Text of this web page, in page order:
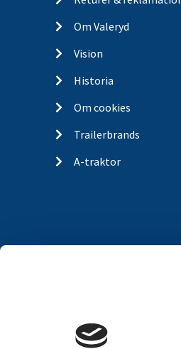
Om Valeryd
Vision
Historia
Om cookies
Trailerbrands
A-traktor